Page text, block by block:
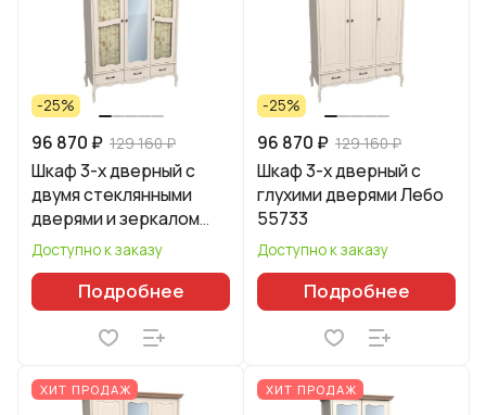
-25%
96 870 ₽ 129 160 ₽
Шкаф 3-х дверный с
двумя стеклянными
дверями и зеркалом
Лебо 55734
Доступно к заказу
Подробнее
-25%
96 870 ₽ 129 160 ₽
Шкаф 3-х дверный с
глухими дверями Лебо
55733
Доступно к заказу
Подробнее
ХИТ ПРОДАЖ ХИТ ПРОДАЖ